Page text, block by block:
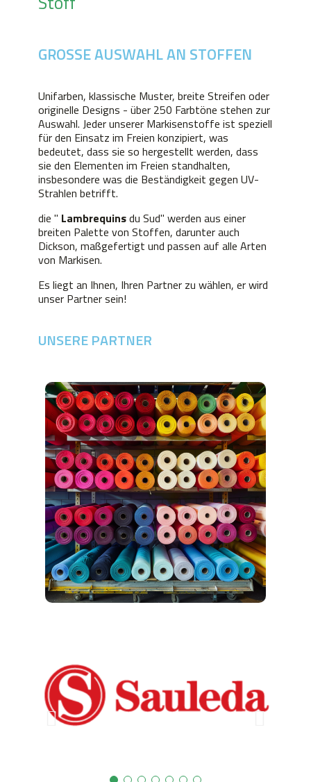
GROSSE AUSWAHL AN STOFFEN
Unifarben, klassische Muster, breite Streifen oder
originelle Designs - über 250 Farbtöne stehen zur
Auswahl. Jeder unserer Markisenstoffe ist speziell
für den Einsatz im Freien konzipiert, was
bedeutet, dass sie so hergestellt werden, dass
sie den Elementen im Freien standhalten,
insbesondere was die Beständigkeit gegen UV-
Strahlen betrifft.
die " Lambrequinsdu Sud" werden aus einer
breiten Palette von Stoffen, darunter auch
Dickson, maßgefertigt und passen auf alle Arten
von Markisen.
Es liegt an Ihnen, Ihren Partner zu wählen, er wird
unser Partner sein!
UNSERE PARTNER